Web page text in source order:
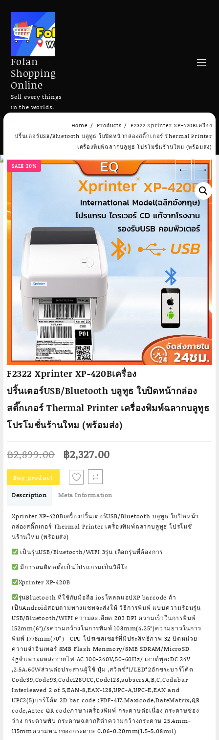
Skip
content
Fofan
Shopping
Online
Sell every things
in the worlds.
Search
Home Products
F2322 Xprinter XP-420Bเครื่อง
ปริ้นเตอร์USB/Bluetooth บลูทูธ ใบปิดหน้ากล่องสติ๊กเกอร์ Thermal Printer
เครื่องพิมพ์ฉลากบลูทูธ โปรโมชั่นร้านใหม (พร้อมส่ง)
SALE 20% ← →
F2322 Xprinter XP-420Bเครื่อง
ปริ้นเตอร์USB/Bluetooth บลูทูธ ใบปิดหน้ากล่อง
สติ๊กเกอร์ Thermal Printer เครื่องพิมพ์ฉลากบลูทูธ
โปรโมชั่นร้านใหม (พร้อมส่ง)
฿2,899.00 Original
price
was:
฿2,899.00.
฿2,327.00
Buy product
Description Meta Information
Xprinter XP-420Bเครื่องปริ้นเตอร์USB/Bluetooth บลูทูธ ใบปิดหน้า
กล่องสติ๊กเกอร์ Thermal Printer เครื่องพิมพ์ฉลากบลูทูธ โปรโมชั่
นร้านใหม (พร้อมส่ง)
เป็นรุ่นUSB/Bluetooth/WIFI 3รุ่น เลือกรุ่นที่ต้องการ
มีการสนติดดตั้งเป็นโปรแกรมเป็นวิดีโอ
Xprinter XP-420B
รุ่นBluetooth ที่ใช้กับมือถือ iosโหลดแอปXP barcode ถ้า
เป็นAndroidสอบถามทางแชทจะส่งให้ วิธีการพิมพ์ แบบความร้อนรุ่น
USB/Bluetooth/WIFI ความละเอียด 203 DPI ความเร็วในการพิมพ์
152mm(6″)/sความกว้างในการพิมพ์ 108mm(4.25″)ความยาวในการ
พิมพ์ 1778mm(70”） CPU โปรเซสเซอร์ที่มีประสิทธิภาพ 32 บิตหน่วย
ความจำอินเทอร์ 8MB Flash Menmory/8MB SDRAM/MicroSD
4gจำเพาะแหล่งจ่ายไฟ AC 100-240V,50-60Hz/ เอาต์พุต:DC 24V
,2.5A.60Wส่วนต่อประสานผู้ใช้ ปุ่ม ,สวิตซ์*1/LED*2อักขระบาร์โค้ด
Code39,Code93,Code128UCC,Code128,subsersA,B,C,Codabar
Interleaved 2 of 5,EAN-8,EAN-128,UPC-A,UPC-E,EAN and
UPC2(5)บาร์โค้ด 2D bar code :PDF-417,Maxicode,DateMatrix,QR
code,Aztec QR codeภาษาเครื่องพิมพ์ กระดาษต่อเนื่อง กระดาษช่อง
ว่าง กระดาษพับ กระดาษฉลากสีดำความกว้างกระดาษ 25.4mm-
115mmความหนาของกระดาษ 0.06-0.20mm(1.5-5.08mil)
Add to cart